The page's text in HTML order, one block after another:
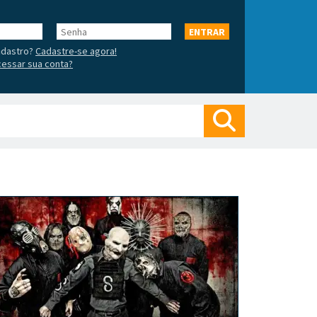
Senha
ENTRAR
Cadastre-se agora!
sua conta?